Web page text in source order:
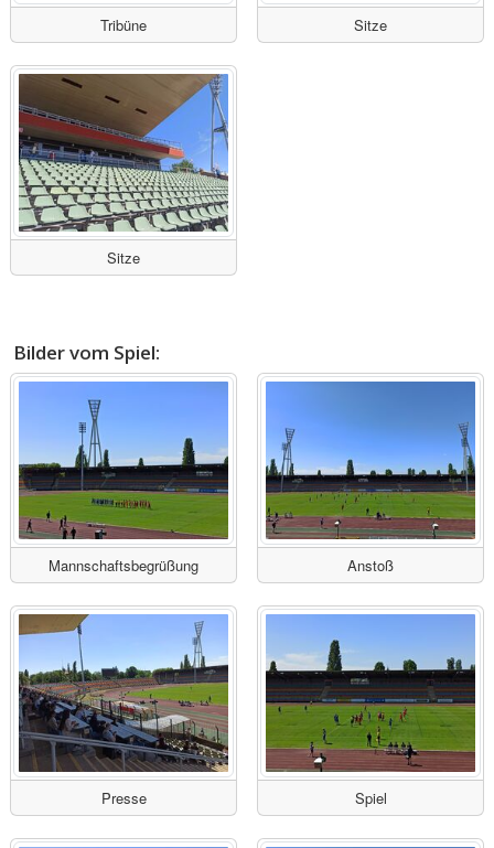
Tribüne Sitze
Sitze
Bilder vom Spiel:
Mannschaftsbegrüßung Anstoß
Presse Spiel